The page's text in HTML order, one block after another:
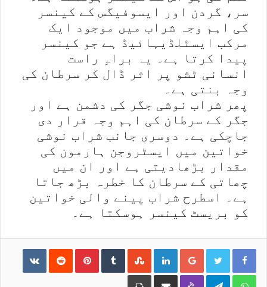
سر، گردن اور ایسوفیگس کے کینسر
کی اہم وجہ شراب میں موجود ایک
مرکب ایسٹلڈیہائیڈ ہے جو کینسر
پیدا کرتا ہے۔ یہ براہِ راست
انسانی ٹشو پر اثر ڈال کر سرطان کی
وجہ بنتی ہے۔
پھر شراب نوشی جگر کی دشمن ہے اور
جگر کے سرطان کی اہم وجہ قرار دی
جاچکی ہے۔ دوسری جانب شراب نوشی
خواتین میں ایسٹروجن ہارمون کی
مقدار بڑھادیتی ہے اور ان میں
چھاتی کے سرطان کا خطرہ بڑھ جاتا
ہے۔ اسطرح شراب پینے والی خواتین
کو بریسٹ کینسر ہوسکتا ہے۔
Google+
LinkedIn
StumbleUpon
Tumblr
Pinterest
Reddit
WhatsApp
Telegram
Viber
Share via Email
Print